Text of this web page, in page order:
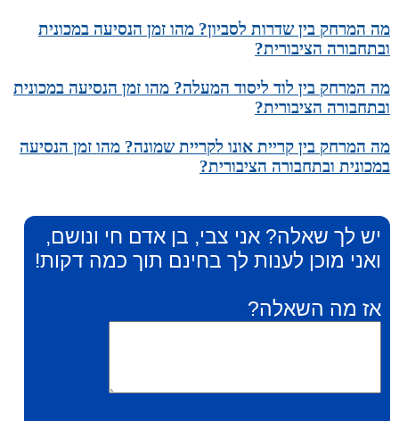
מה המרחק בין שדרות לסביון? מהו זמן הנסיעה במכונית
ובתחבורה הציבורית?
מה המרחק בין לוד ליסוד המעלה? מהו זמן הנסיעה במכונית
ובתחבורה הציבורית?
מה המרחק בין קריית אונו לקריית שמונה? מהו זמן הנסיעה
במכונית ובתחבורה הציבורית?
יש לך שאלה? אני צבי, בן אדם חי ונושם,
ואני מוכן לענות לך בחינם תוך כמה דקות!
אז מה השאלה?